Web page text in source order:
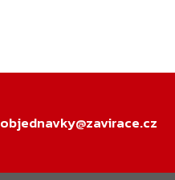
objednavky@zavirace.cz